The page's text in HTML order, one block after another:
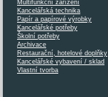
Multifunkční zařízení
Kancelářská technika
Papír a papírové výrobky
Kancelářské potřeby
Školní potřeby
Archivace
Restaurační, hotelové doplňky
Kancelářské vybavení / sklad
Vlastní tvorba